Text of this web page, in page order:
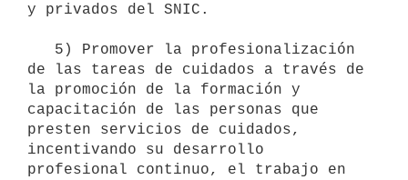
y privados del SNIC.
de las tareas de cuidados a través de
la promoción de la formación y
capacitación de las personas que
presten servicios de cuidados,
incentivando su desarrollo
profesional continuo, el trabajo en